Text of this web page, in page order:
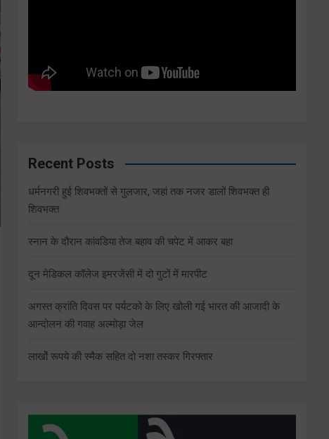
Recent Posts
धर्मनगरी हुई शिवभक्तों से गुलजार, जहां तक नजर डालों शिवभक्त ही
शिवभक्त
स्नान के दौरान कांवडिया तेज बहाव की चपेट में आकर बहा
दून मेडिकल कॉलेज इमरजेंसी में दो गुटों में मारपीट
अगस्त क्रांति दिवस पर पर्यटको के लिए खोली गई भारत की आजादी के
आन्दोलन की गवाह अल्मोड़ा जेल
लाखोें रूपये की स्मैक सहित दो नशा तस्कर गिरफ्तार